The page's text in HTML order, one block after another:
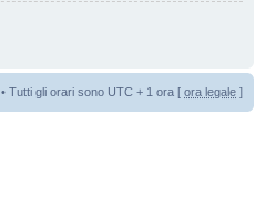
• Tutti gli orari sono UTC + 1 ora [ ora legale ]